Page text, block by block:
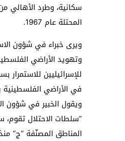
سكانية، وطرد الأهالي
المحتلة عام 1967.
ويرى خبراء في شؤون
للإسرائيليين
في الأراضي الفلسطينية بعد مرور 23 عاماً على
ويقول الخبير في شؤون
“سلطات الاحتلال
المناطق المصنّفة “ج”